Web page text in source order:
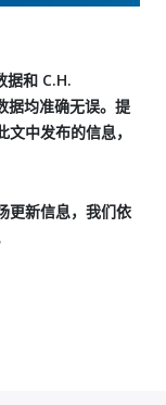
据和 C.H.
据均准确无误。提
中发布的信息，
更新信息，我们依